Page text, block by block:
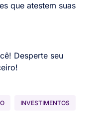
que atestem suas
Desperte seu
INVESTIMENTOS